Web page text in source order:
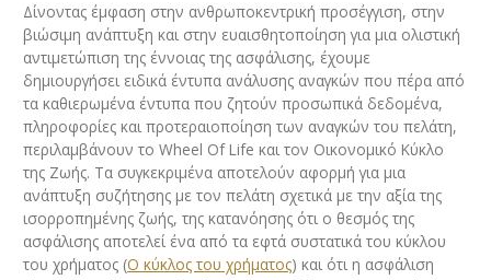
Δίνοντας έμφαση στην ανθρωποκεντρική προσέγγιση, στην
βιώσιμη ανάπτυξη και στην ευαισθητοποίηση για μια ολιστική
αντιμετώπιση της έννοιας της ασφάλισης, έχουμε
δημιουργήσει ειδικά έντυπα ανάλυσης αναγκών που πέρα από
τα καθιερωμένα έντυπα που ζητούν προσωπικά δεδομένα,
πληροφορίες και προτεραιοποίηση των αναγκών του πελάτη,
περιλαμβάνουν το Wheel Of Life και τον Οικονομικό Κύκλο
της Ζωής. Τα συγκεκριμένα αποτελούν αφορμή για μια
ανάπτυξη συζήτησης με τον πελάτη σχετικά με την αξία της
ισορροπημένης ζωής, της κατανόησης ότι ο θεσμός της
ασφάλισης αποτελεί ένα από τα εφτά συστατικά του κύκλου
του χρήματος (Ο κύκλος του χρήματος) και ότι η ασφάλιση